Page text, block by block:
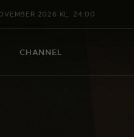
2026 KL. 24:00
CHANNEL